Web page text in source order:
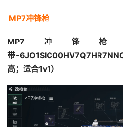
MP7冲锋枪
MP7冲锋
带-
高；适合1v1）